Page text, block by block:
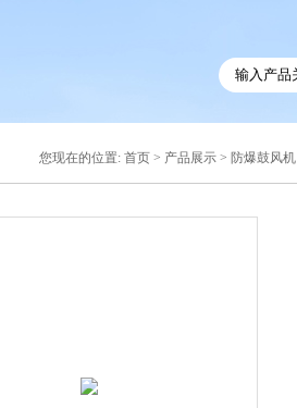
您现在的位置: 首页 > 产品展示 > 防爆鼓风机